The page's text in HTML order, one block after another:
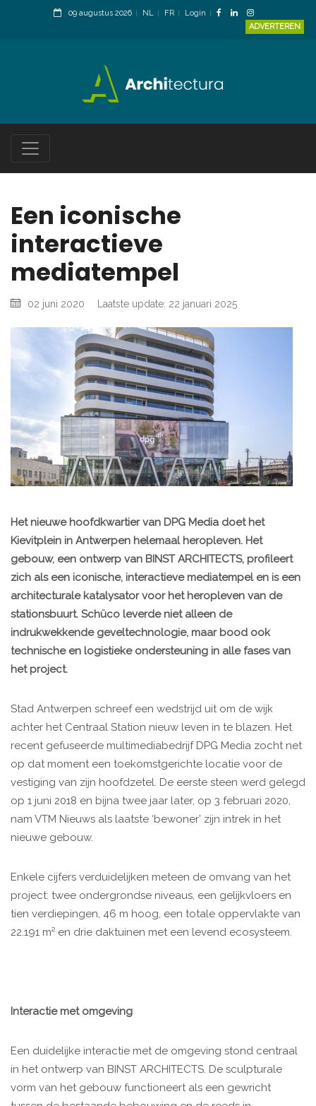
09 augustus 2026 NL FR
Login
ADVERTEREN
Een iconische
interactieve
mediatempel
02 juni 2020 Laatste update: 22 januari 2025
Het nieuwe hoofdkwartier van DPG Media doet het
Kievitplein in Antwerpen helemaal heropleven. Het
gebouw, een ontwerp van BINST ARCHITECTS, profileert
zich als een iconische, interactieve mediatempel en is een
architecturale katalysator voor het heropleven van de
stationsbuurt. Schüco leverde niet alleen de
indrukwekkende geveltechnologie, maar bood ook
technische en logistieke ondersteuning in alle fases van
het project.
Stad Antwerpen schreef een wedstrijd uit om de wijk
achter het Centraal Station nieuw leven in te blazen. Het
recent gefuseerde multimediabedrijf DPG Media zocht net
op dat moment een toekomstgerichte locatie voor de
vestiging van zijn hoofdzetel. De eerste steen werd gelegd
op 1 juni 2018 en bijna twee jaar later, op 3 februari 2020,
nam VTM Nieuws als laatste ‘bewoner’ zijn intrek in het
nieuwe gebouw.
Enkele cijfers verduidelijken meteen de omvang van het
project: twee ondergrondse niveaus, een gelijkvloers en
tien verdiepingen, 46 m hoog, een totale oppervlakte van
22.191 m² en drie daktuinen met een levend ecosysteem.
Interactie met omgeving
Een duidelijke interactie met de omgeving stond centraal
in het ontwerp van BINST ARCHITECTS. De sculpturale
vorm van het gebouw functioneert als een gewricht